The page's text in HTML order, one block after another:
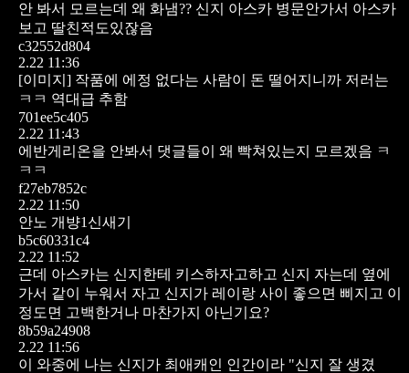
안 봐서 모르는데 왜 화냄?? 신지 아스카 병문안가서 아스카
보고 딸친적도있잖음
c32552d804
2.22 11:36
[이미지] 작품에 에정 없다는 사람이 돈 떨어지니까 저러는
ㅋㅋ 역대급 추함
701ee5c405
2.22 11:43
에반게리온을 안봐서 댓글들이 왜 빡쳐있는지 모르겠음 ㅋ
ㅋㅋ
f27eb7852c
2.22 11:50
안노 개뱡1신새기
b5c60331c4
2.22 11:52
근데 아스카는 신지한테 키스하자고하고 신지 자는데 옆에
가서 같이 누워서 자고 신지가 레이랑 사이 좋으면 삐지고 이
정도면 고백한거나 마찬가지 아닌기요?
8b59a24908
2.22 11:56
이 와중에 나는 신지가 최애캐인 인간이라 "신지 잘 생겼